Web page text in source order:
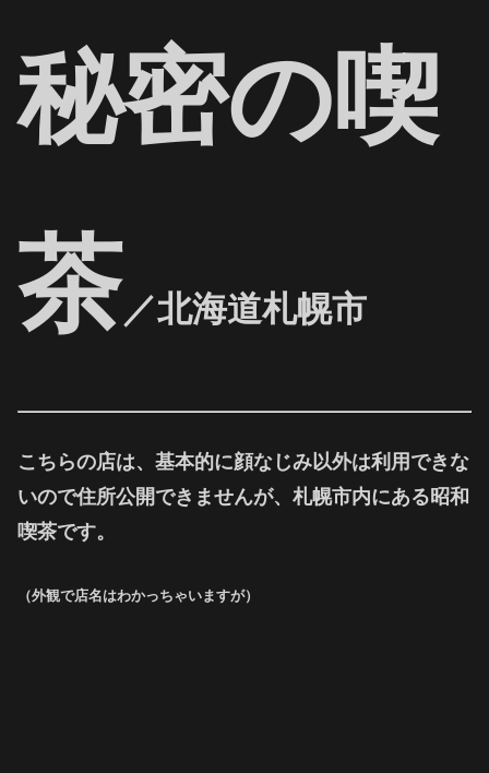
秘密の喫
茶／北海道札幌市
こちらの店は、基本的に顔なじみ以外は利用できな
いので住所公開できませんが、 札幌市内にある昭和
喫茶です。
（外観で店名はわかっちゃいますが）